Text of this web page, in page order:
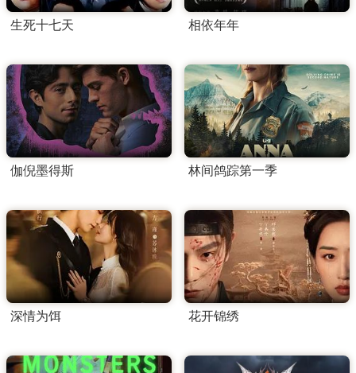
生死十七天 相依年年
伽倪墨得斯 林间鸽踪第一季
深情为饵 花开锦绣